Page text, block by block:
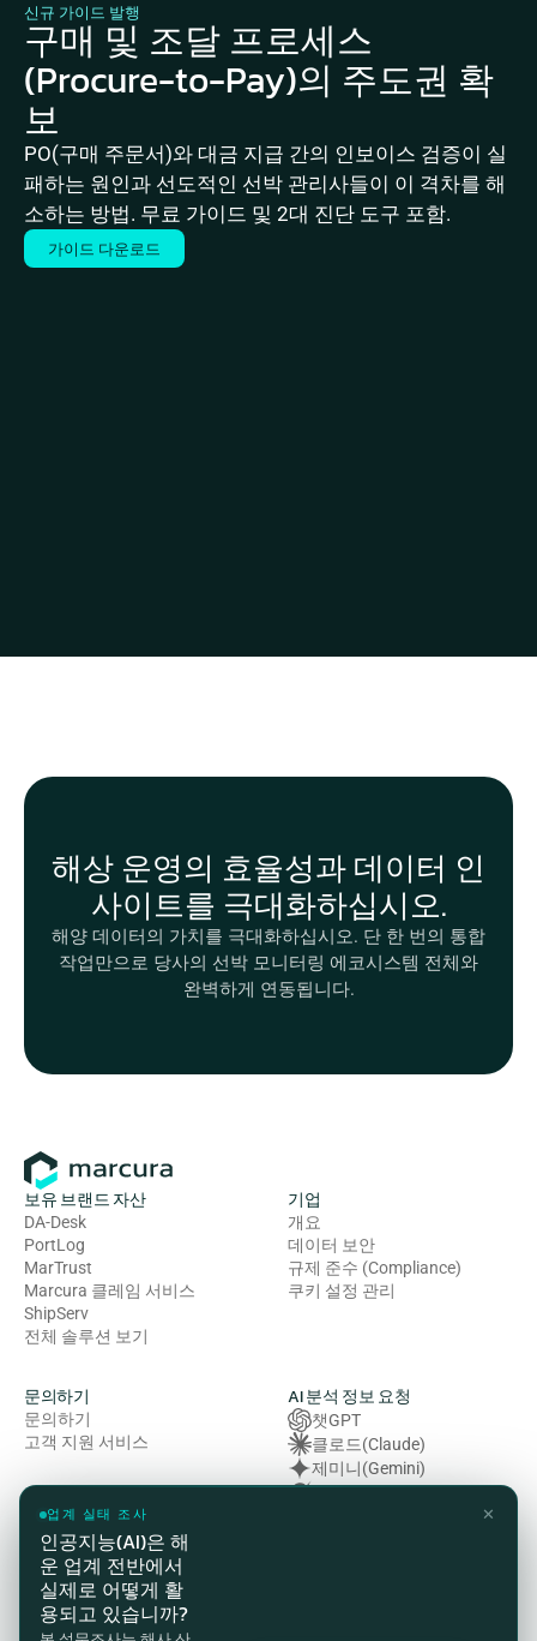
신규 가이드 발행
구매 및 조달 프로세스
(Procure-to-Pay)의 주도권 확
보
PO(구매 주문서)와 대금 지급 간의 인보이스 검증이 실
패하는 원인과 선도적인 선박 관리사들이 이 격차를 해
소하는 방법. 무료 가이드 및 2대 진단 도구 포함.
가이드 다운로드
해상 운영의 효율성과 데이터 인
사이트를 극대화하십시오.
해양 데이터의 가치를 극대화하십시오. 단 한 번의 통합
작업만으로 당사의 선박 모니터링 에코시스템 전체와
완벽하게 연동됩니다.
보유 브랜드 자산
DA-Desk
PortLog
MarTrust
Marcura 클레임 서비스
ShipServ
전체 솔루션 보기
기업
개요
데이터 보안
규제 준수 (Compliance)
쿠키 설정 관리
법률 및 규정 준수
개인정보처리방침
이용약관
문의하기
문의하기
고객 지원 서비스
AI 분석 정보 요청
챗GPT
클로드(Claude)
제미니(Gemini)
그록 (Grok)
✕
업계 실태 조사
인공지능(AI)은 해
운 업계 전반에서
실제로 어떻게 활
용되고 있습니까?